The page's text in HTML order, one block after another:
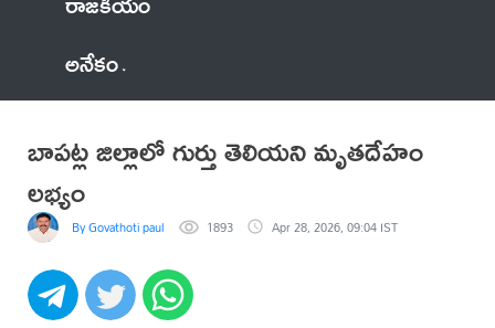
అనేకం
బాపట్ల జిల్లాలో గుర్తు తెలియని మృతదేహం
లభ్యం
By Govathoti paul 1893 Apr 28, 2026, 09:04 IST